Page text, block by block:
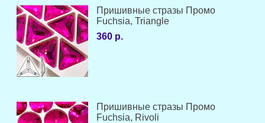
Пришивные стразы Промо
Fuchsia, Triangle
360 р.
Пришивные стразы Промо
Fuchsia, Rivoli